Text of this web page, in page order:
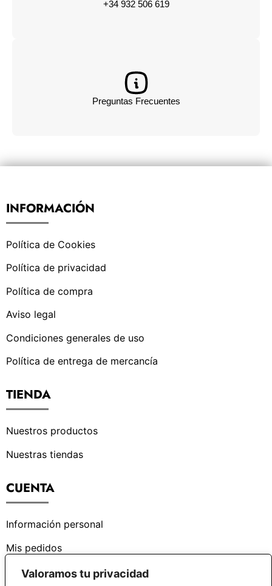
Valoramos tu privacidad
+34 932 506 619
Preguntas Frecuentes
INFORMACIÓN
Política de Cookies
Política de privacidad
Política de compra
Aviso legal
Condiciones generales de uso
Política de entrega de mercancía
TIENDA
Nuestros productos
Nuestras tiendas
CUENTA
Información personal
Mis pedidos
¿PODEMOS AYUDARTE?